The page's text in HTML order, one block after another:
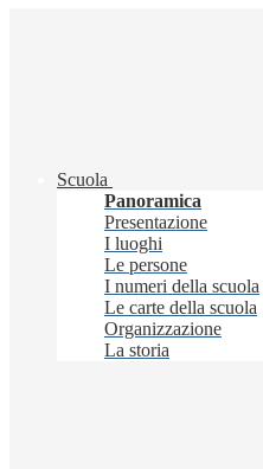
Scuola
Panoramica
Presentazione
I luoghi
Le persone
I numeri della scuola
Le carte della scuola
Organizzazione
La storia